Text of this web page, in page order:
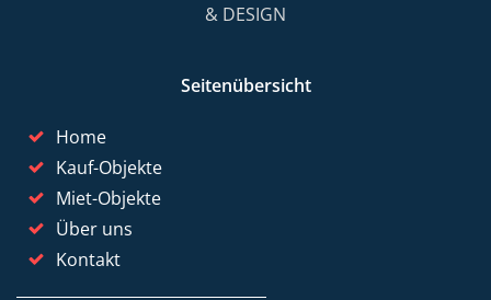
& DESIGN
Seitenübersicht
Home
Kauf-Objekte
Miet-Objekte
Über uns
Kontakt